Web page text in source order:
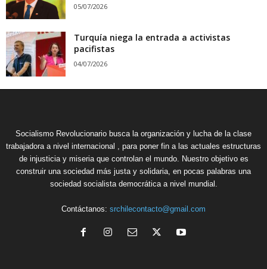
05/07/2026
Turquía niega la entrada a activistas
pacifistas
04/07/2026
Socialismo Revolucionario busca la organización y lucha de la clase
trabajadora a nivel internacional , para poner fin a las actuales estructuras
de injusticia y miseria que controlan el mundo. Nuestro objetivo es
construir una sociedad más justa y solidaria, en pocas palabras una
sociedad socialista democrática a nivel mundial.
Contáctanos: srchilecontacto@gmail.com